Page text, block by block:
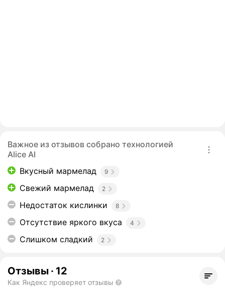
Важное из отзывов собрано технологией
Alice AI
Вкусный мармелад
9
Свежий мармелад 2
Недостаток кислинки 8
Отсутствие яркого вкуса 4
Слишком сладкий 2
Отзывы · 12
Как Яндекс проверяет отзывы